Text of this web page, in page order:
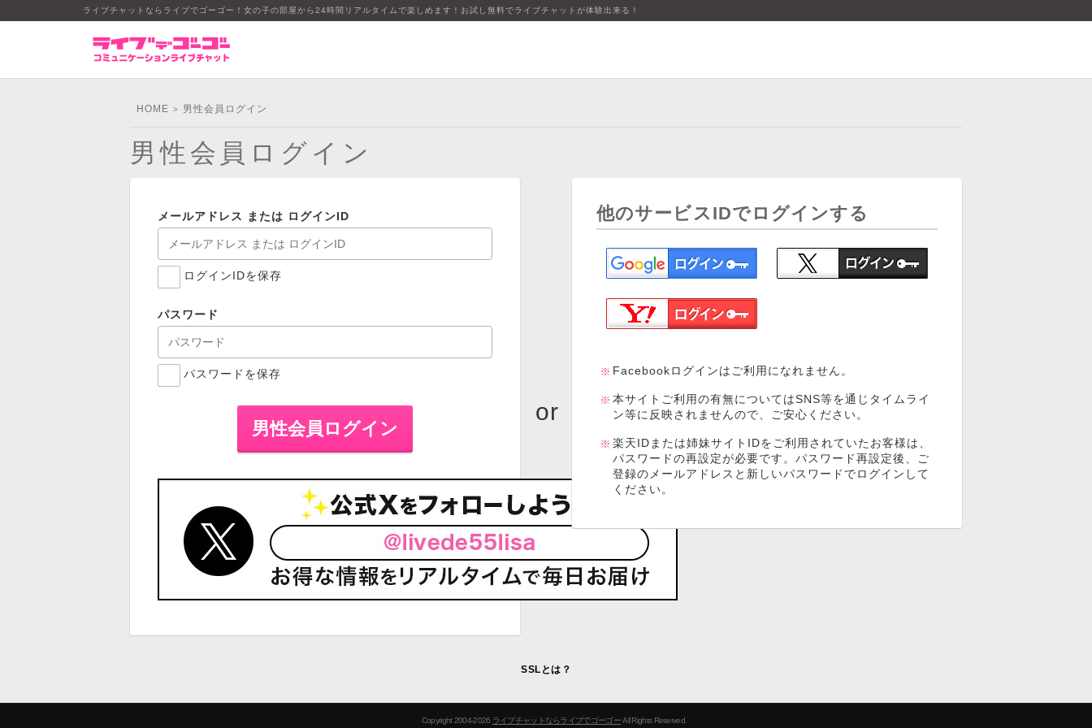
ライブチャットならライブでゴーゴー！女の子の部屋から24時間リアルタイムで楽しめます！お試し無料でライブチャットが体験出来る！
HOME > 男性会員ログイン
男性会員ログイン
メールアドレス または ログインID
ログインIDを保存
パスワード
パスワードを保存
他のサービスIDでログインする
Facebookログインはご利用になれません。
本サイトご利用の有無についてはSNS等を通じタイムライ
ン等に反映されませんので、ご安心ください。
楽天IDまたは姉妹サイトIDをご利用されていたお客様は、
パスワードの再設定が必要です。パスワード再設定後、ご
登録のメールアドレスと新しいパスワードでログインして
ください。
SSLとは？
Copyright 2004-2026 ライブチャットならライブでゴーゴーAll Rights Reserved.